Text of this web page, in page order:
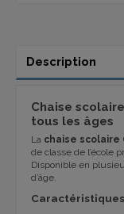
Description
Chaise
tous les âges
La chaise scolaire
de classe de l’école
Disponible en
d’âge.